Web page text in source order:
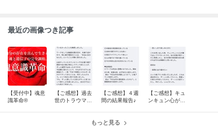
最近の画像つき記事
【受付中】魂意
識革命®
【ご感想】過去
世のトラウマ、
【ご感想】４週
間の結果報告♪
【ご感想】キュ
ンキュン心が躍
もっと見る